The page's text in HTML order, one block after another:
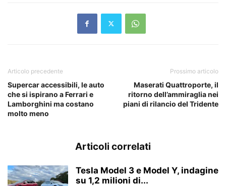
Articolo precedente
Supercar accessibili, le auto
che si ispirano a Ferrari e
Lamborghini ma costano
molto meno
Prossimo articolo
Maserati Quattroporte, il
ritorno dell’ammiraglia nei
piani di rilancio del Tridente
Articoli correlati
Tesla Model 3 e Model Y, indagine
su 1,2 milioni di...